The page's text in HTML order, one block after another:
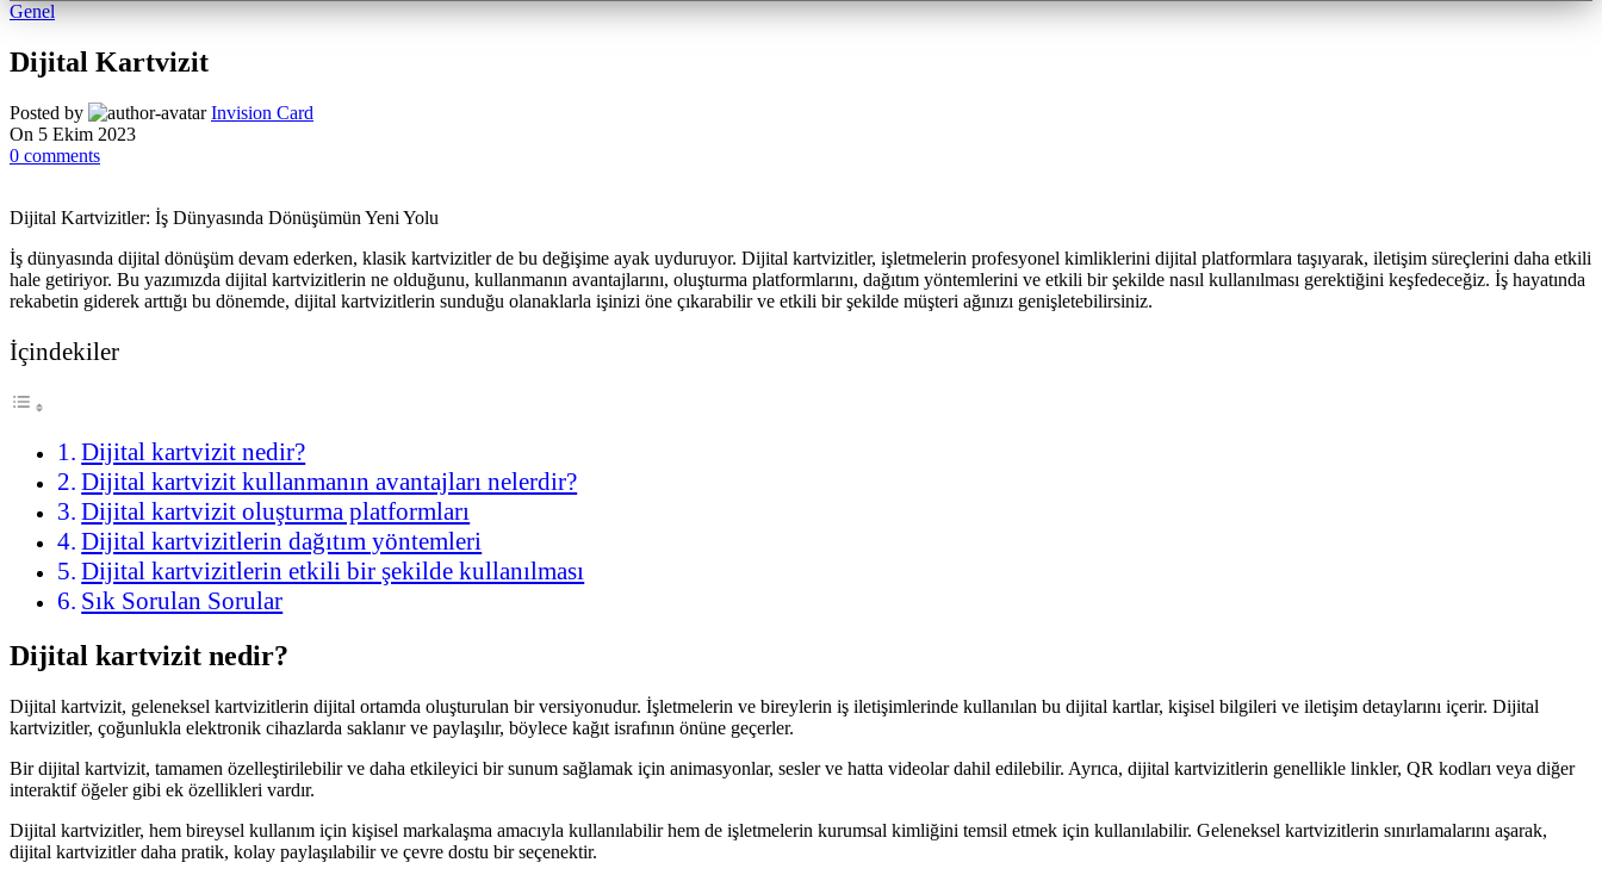
Genel
Dijital Kartvizit
Posted by
Invision Card
On 5 Ekim 2023
0 comments
Dijital Kartvizitler: İş Dünyasında Dönüşümün Yeni Yolu
İş dünyasında dijital dönüşüm devam ederken, klasik kartvizitler de bu değişime ayak uyduruyor. Dijital kartvizitler, işletmelerin profesyonel kimliklerini dijital platformlara taşıyarak, iletişim süreçlerini daha etkili
hale getiriyor. Bu yazımızda dijital kartvizitlerin ne olduğunu, kullanmanın avantajlarını, oluşturma platformlarını, dağıtım yöntemlerini ve etkili bir şekilde nasıl kullanılması gerektiğini keşfedeceğiz. İş hayatında
rekabetin giderek arttığı bu dönemde, dijital kartvizitlerin sunduğu olanaklarla işinizi öne çıkarabilir ve etkili bir şekilde müşteri ağınızı genişletebilirsiniz.
İçindekiler
Dijital kartvizit nedir?
Dijital kartvizit kullanmanın avantajları nelerdir?
Dijital kartvizit oluşturma platformları
Dijital kartvizitlerin dağıtım yöntemleri
Dijital kartvizitlerin etkili bir şekilde kullanılması
Sık Sorulan Sorular
Dijital kartvizit nedir?
Dijital kartvizit, geleneksel kartvizitlerin dijital ortamda oluşturulan bir versiyonudur. İşletmelerin ve bireylerin iş iletişimlerinde kullanılan bu dijital kartlar, kişisel bilgileri ve iletişim detaylarını içerir. Dijital
kartvizitler, çoğunlukla elektronik cihazlarda saklanır ve paylaşılır, böylece kağıt israfının önüne geçerler.
Bir dijital kartvizit, tamamen özelleştirilebilir ve daha etkileyici bir sunum sağlamak için animasyonlar, sesler ve hatta videolar dahil edilebilir. Ayrıca, dijital kartvizitlerin genellikle linkler, QR kodları veya diğer
interaktif öğeler gibi ek özellikleri vardır.
Dijital kartvizitler, hem bireysel kullanım için kişisel markalaşma amacıyla kullanılabilir hem de işletmelerin kurumsal kimliğini temsil etmek için kullanılabilir. Geleneksel kartvizitlerin sınırlamalarını aşarak,
dijital kartvizitler daha pratik, kolay paylaşılabilir ve çevre dostu bir seçenektir.